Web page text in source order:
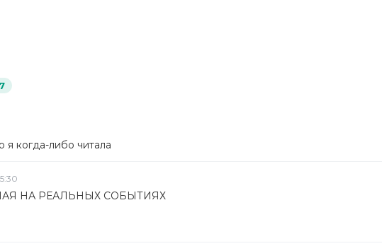
7
я когда-либо читала
НА РЕАЛЬНЫХ СОБЫТИЯХ